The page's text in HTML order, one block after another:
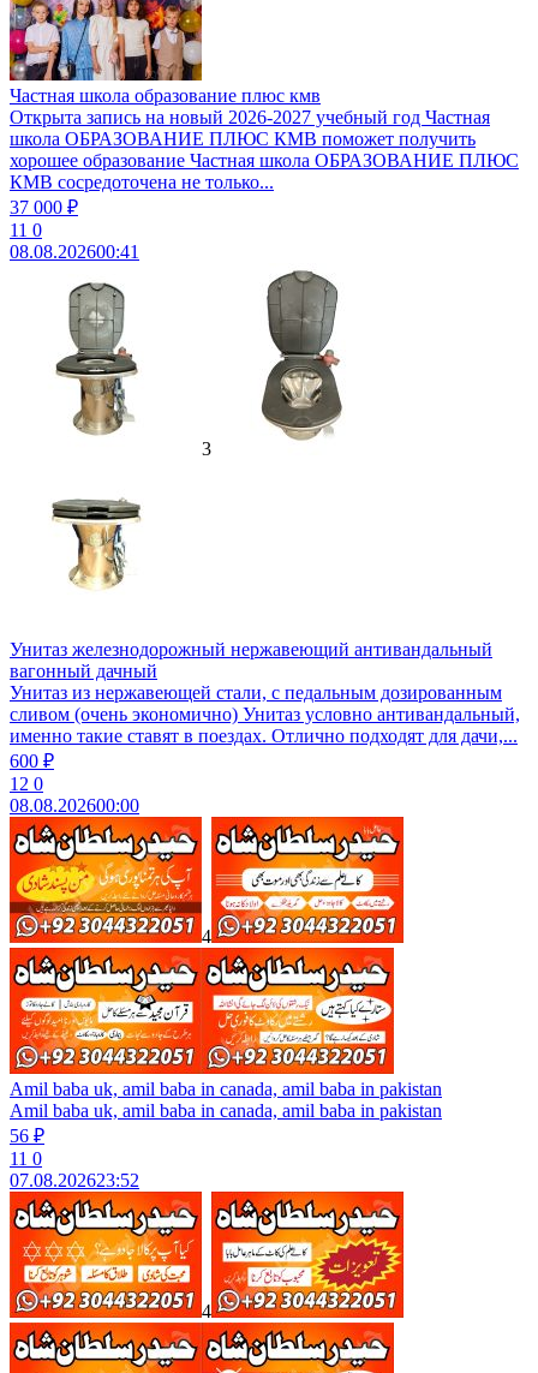
Частная школа образование плюс кмв
Открыта запись на новый 2026-2027 учебный год Частная
школа ОБРАЗОВАНИЕ ПЛЮС КМВ поможет получить
хорошее образование Частная школа ОБРАЗОВАНИЕ ПЛЮС
КМВ сосредоточена не только...
37 000 ₽
11 0
08.08.202600:41
3
Унитаз железнодорожный нержавеющий антивандальный
вагонный дачный
Унитаз из нержавеющей стали, с педальным дозированным
сливом (очень экономично) Унитаз условно антивандальный,
именно такие ставят в поездах. Отлично подходят для дачи,...
600 ₽
12 0
08.08.202600:00
4
Amil baba uk, amil baba in canada, amil baba in pakistan
Amil baba uk, amil baba in canada, amil baba in pakistan
56 ₽
11 0
07.08.202623:52
4